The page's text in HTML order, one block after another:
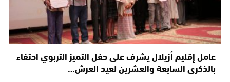
عامل إقليم أزيلال يشرف على حفل التميز التربوي احتفاء
بالذكرى السابعة والعشرين لعيد العرش…